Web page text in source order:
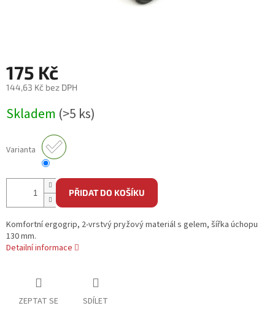
175 Kč
144,63 Kč bez DPH
cena:
Skladem (>5 ks)
Varianta
PŘIDAT DO KOŠÍKU
Komfortní ergogrip, 2-vrstvý pryžový materiál s gelem, šířka úchopu
130 mm.
Detailní informace
ZEPTAT SE SDÍLET